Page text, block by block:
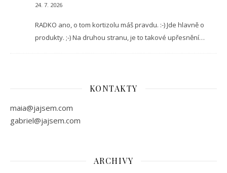
24. 7. 2026
RADKO ano, o tom kortizolu máš pravdu. :-) Jde hlavně o
produkty. ;-) Na druhou stranu, je to takové upřesnění…
KONTAKTY
maia@jajsem.com
gabriel@jajsem.com
ARCHIVY